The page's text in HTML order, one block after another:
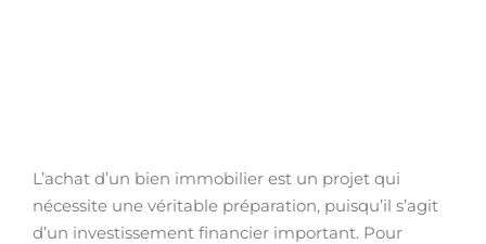
L’achat d’un bien immobilier est un projet qui
nécessite une véritable préparation, puisqu’il s’agit
d’un investissement financier important. Pour